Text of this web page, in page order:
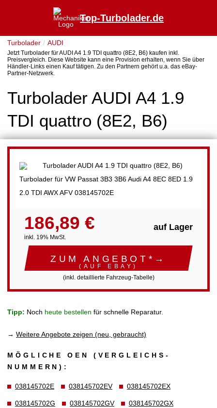
Top-Turbolader.de
Turbolader AUDI
Jetzt Turbolader für AUDI A4 1.9 TDI quattro (8E2, B6) kaufen inkl.
Preisvergleich. Diese Website kann eine Provision erhalten, wenn Sie über
Händler-Links einen Kauf tätigen. Zu den Partnern gehört u.a. das eBay-
Partner-Netzwerk.
Turbolader AUDI A4 1.9
TDI quattro (8E2, B6)
Turbolader für VW Passat 3B3 3B6 Audi A4 8EC 8ED 1.9
2.0 TDI AWX AFV 038145702E
186,89 €
inkl. 19% MwSt.
auf Lager
ZUM ANGEBOT*→
(AUF EBAY)
(inkl. detaillierte Fahrzeug-Tabelle)
Tipp: Noch heute bestellen für schnelle Reparatur.
→ Weitere Angebote zeigen (neu, gebraucht)
MÖGLICHE OEN (VERGLEICHS­
NUMMERN):
038145702E 038145702EV 038145702EX
038145702G 038145702GV 038145702GX